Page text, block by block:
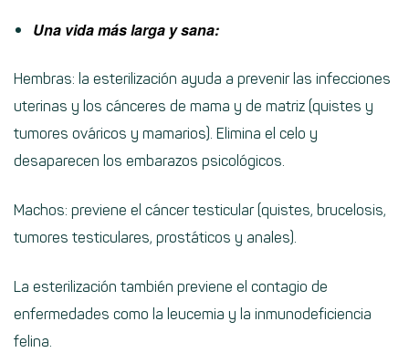
Una vida más larga y sana:
Hembras: la esterilización ayuda a prevenir las infecciones
uterinas y los cánceres de mama y de matriz (quistes y
tumores ováricos y mamarios). Elimina el celo y
desaparecen los embarazos psicológicos.
Machos: previene el cáncer testicular (quistes, brucelosis,
tumores testiculares, prostáticos y anales).
La esterilización también previene el contagio de
enfermedades como la leucemia y la inmunodeficiencia
felina.